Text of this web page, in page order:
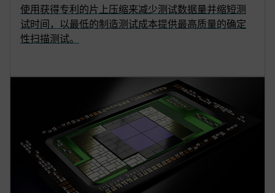
使用获得专利的片上压缩来减少测试数据量并缩短测
试时间，以最低的制造测试成本提供最高质量的确定
性扫描测试。